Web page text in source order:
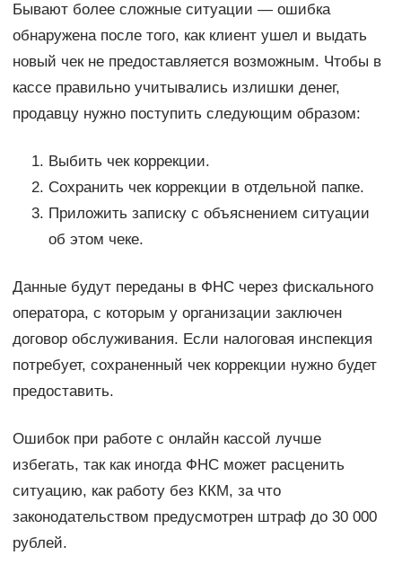
Бывают более сложные ситуации — ошибка
обнаружена после того, как клиент ушел и выдать
новый чек не предоставляется возможным. Чтобы в
кассе правильно учитывались излишки денег,
продавцу нужно поступить следующим образом:
Выбить чек коррекции.
Сохранить чек коррекции в отдельной папке.
Приложить записку с объяснением ситуации
об этом чеке.
Данные будут переданы в ФНС через фискального
оператора, с которым у организации заключен
договор обслуживания. Если налоговая инспекция
потребует, сохраненный чек коррекции нужно будет
предоставить.
Ошибок при работе с онлайн кассой лучше
избегать, так как иногда ФНС может расценить
ситуацию, как работу без ККМ, за что
законодательством предусмотрен штраф до 30 000
рублей.